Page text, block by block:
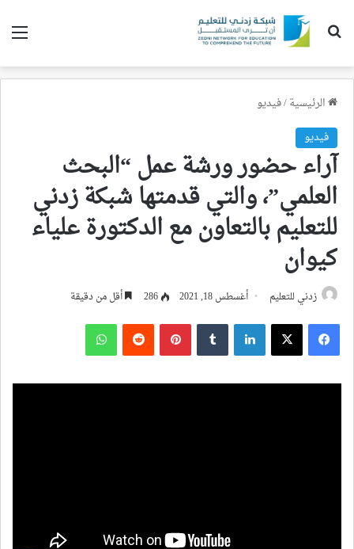
بحث عن
الرئيسية/فيديو
فيديو
آراء حضور ورشة عمل “البحث
العلمي”، والتي قدمتها شبكة زدني
للتعليم بالتعاون مع الدكتورة علياء
كيوان
زدني للتعليم أغسطس 18, 2021 286 أقل من دقيقة
فيسبوك ‫X لينكدإن بينتيريست واتساب